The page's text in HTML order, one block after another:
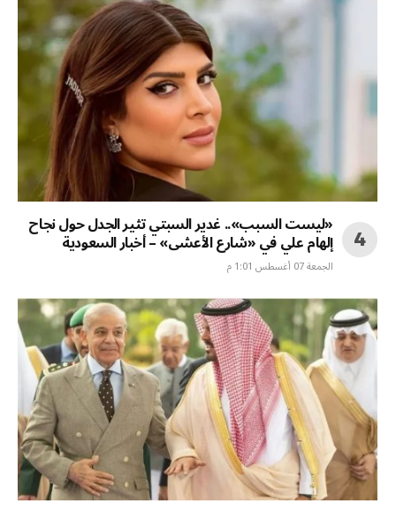
«ليست السبب».. غدير السبتي تثير الجدل حول نجاح
إلهام علي في «شارع الأعشى» – أخبار السعودية
الجمعة 07 أغسطس 1:01 م